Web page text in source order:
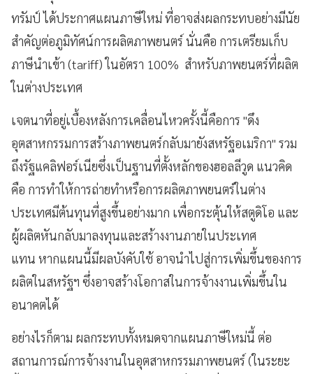
ทรัมป์ ได้ประกาศแผนภาษีใหม่ ที่อาจส่งผลกระทบอย่างมีนัย
สำคัญต่อภูมิทัศน์การผลิตภาพยนตร์ นั่นคือ การเตรียมเก็บ
ภาษีนำเข้า (tariff) ในอัตรา 100% สำหรับภาพยนตร์ที่ผลิต
ในต่างประเทศ
เจตนาที่อยู่เบื้องหลังการเคลื่อนไหวครั้งนี้คือการ "ดึง
อุตสาหกรรมการสร้างภาพยนตร์กลับมายังสหรัฐอเมริกา" รวม
ถึงรัฐแคลิฟอร์เนียซึ่งเป็นฐานที่ตั้งหลักของฮอลลีวูด แนวคิด
คือ การทำให้การถ่ายทำหรือการผลิตภาพยนตร์ในต่าง
ประเทศมีต้นทุนที่สูงขึ้นอย่างมาก เพื่อกระตุ้นให้สตูดิโอ และ
ผู้ผลิตหันกลับมาลงทุนและสร้างงานภายในประเทศ
แทน หากแผนนี้มีผลบังคับใช้ อาจนำไปสู่การเพิ่มขึ้นของการ
ผลิตในสหรัฐฯ ซึ่งอาจสร้างโอกาสในการจ้างงานเพิ่มขึ้นใน
อนาคตได้
อย่างไรก็ตาม ผลกระทบทั้งหมดจากแผนภาษีใหม่นี้ ต่อ
สถานการณ์การจ้างงานในอุตสาหกรรมภาพยนตร์ (ในระยะ